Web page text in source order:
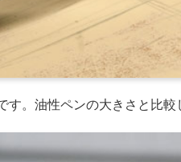
。油性ペンの大きさと比較